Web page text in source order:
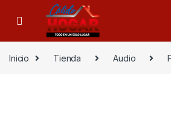
Skip to navigation
Skip to content
Inicio Tienda Audio